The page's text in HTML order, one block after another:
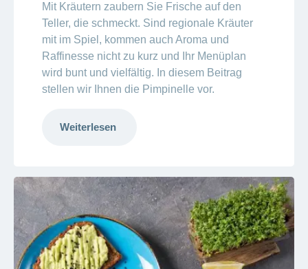
Mit Kräutern zaubern Sie Frische auf den
Teller, die schmeckt. Sind regionale Kräuter
mit im Spiel, kommen auch Aroma und
Raffinesse nicht zu kurz und Ihr Menüplan
wird bunt und vielfältig. In diesem Beitrag
stellen wir Ihnen die Pimpinelle vor.
Weiterlesen